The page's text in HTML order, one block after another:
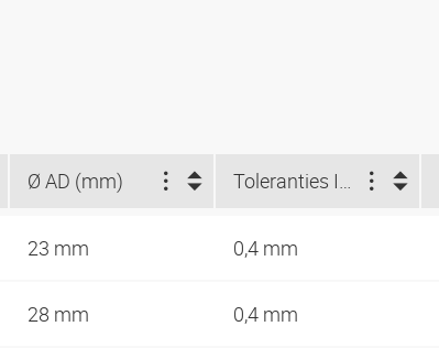
Ø AD (mm) Toleranties ID/AD (mm)
23 mm 0,4 mm
28 mm 0,4 mm